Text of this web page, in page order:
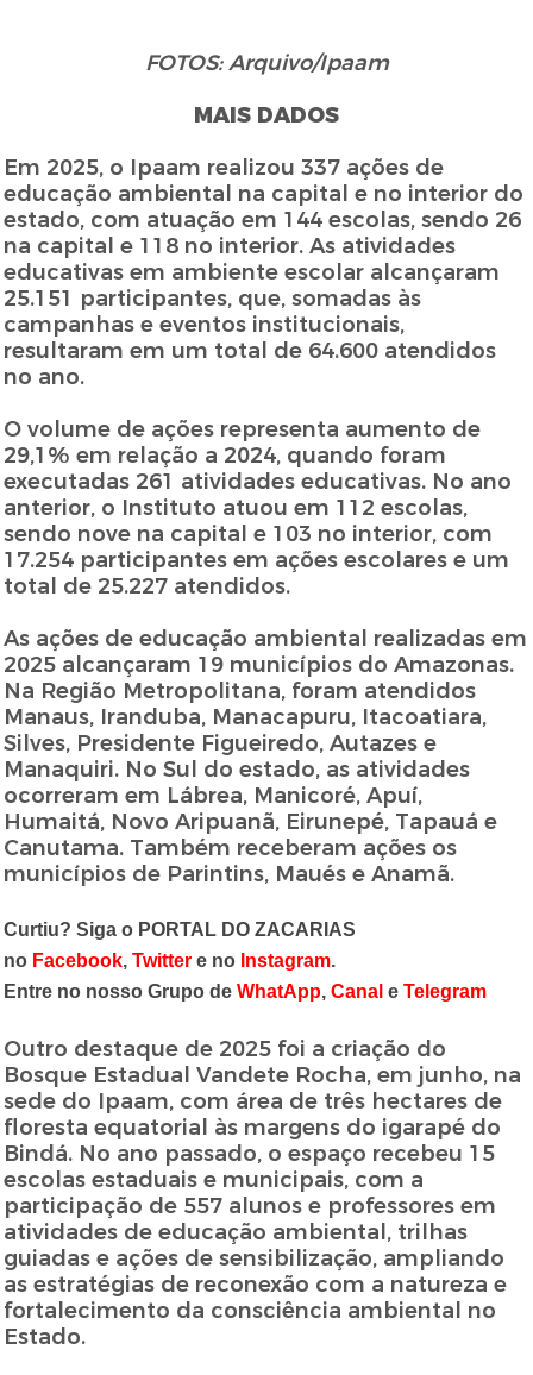
FOTOS: Arquivo/Ipaam
MAIS DADOS
Em 2025, o Ipaam realizou 337 ações de
educação ambiental na capital e no interior do
estado, com atuação em 144 escolas, sendo 26
na capital e 118 no interior. As atividades
educativas em ambiente escolar alcançaram
25.151 participantes, que, somadas às
campanhas e eventos institucionais,
resultaram em um total de 64.600 atendidos
no ano.
O volume de ações representa aumento de
29,1% em relação a 2024, quando foram
executadas 261 atividades educativas. No ano
anterior, o Instituto atuou em 112 escolas,
sendo nove na capital e 103 no interior, com
17.254 participantes em ações escolares e um
total de 25.227 atendidos.
As ações de educação ambiental realizadas em
2025 alcançaram 19 municípios do Amazonas.
Na Região Metropolitana, foram atendidos
Manaus, Iranduba, Manacapuru, Itacoatiara,
Silves, Presidente Figueiredo, Autazes e
Manaquiri. No Sul do estado, as atividades
ocorreram em Lábrea, Manicoré, Apuí,
Humaitá, Novo Aripuanã, Eirunepé, Tapauá e
Canutama. Também receberam ações os
municípios de Parintins, Maués e Anamã.
Curtiu? Siga o PORTAL DO ZACARIAS
no Facebook,Twitter e no Instagram.
Entre no nosso Grupo deWhatApp,Canal eTelegram
Outro destaque de 2025 foi a criação do
Bosque Estadual Vandete Rocha, em junho, na
sede do Ipaam, com área de três hectares de
floresta equatorial às margens do igarapé do
Bindá. No ano passado, o espaço recebeu 15
escolas estaduais e municipais, com a
participação de 557 alunos e professores em
atividades de educação ambiental, trilhas
guiadas e ações de sensibilização, ampliando
as estratégias de reconexão com a natureza e
fortalecimento da consciência ambiental no
Estado.